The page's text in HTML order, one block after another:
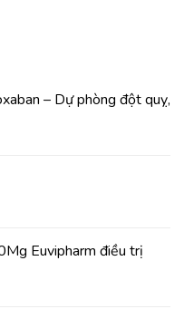
– Dự phòng đột quỵ,
Euvipharm điều trị